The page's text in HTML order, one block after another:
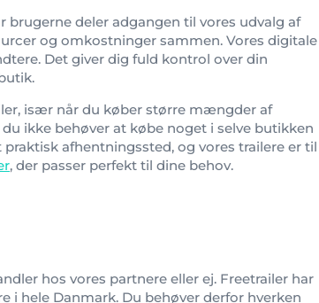
deler adgangen til vores udvalg af
og omkostninger sammen. Vores digitale
Det giver dig fuld kontrol over din
især når du køber større mængder af
ikke behøver at købe noget i selve butikken
afhentningssted, og vores trailere er til
, der passer perfekt til dine behov.
hos vores partnere eller ej. Freetrailer har
hele Danmark. Du behøver derfor hverken